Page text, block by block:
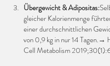
Übergewicht & Adipositas:
gleicher Kalorienmenge
einer durchschnittlichen
von 0,9 kg in nur 14 Tagen.→
Cell Metabolism